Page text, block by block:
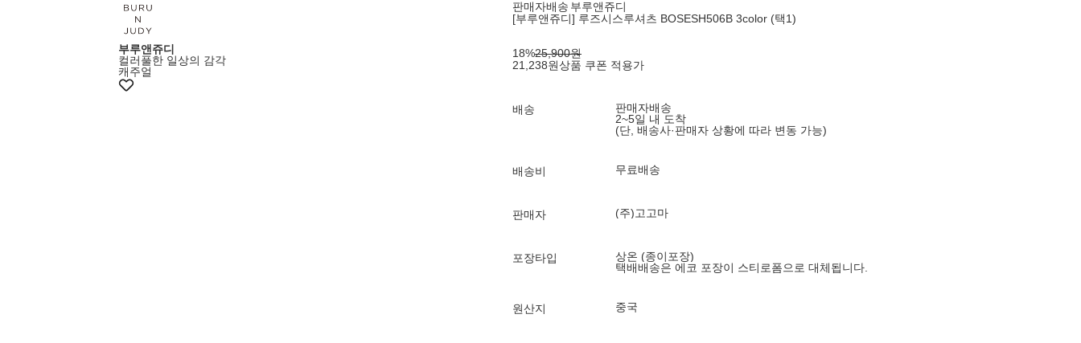
부루앤쥬디
컬러풀한 일상의 감각
캐주얼
판매자배송 부루앤쥬디
[부루앤쥬디] 루즈시스루셔츠 BOSESH506B 3color (택1)
18%25,900원
21,238원상품 쿠폰 적용가
배송
판매자배송
2~5일 내 도착
(단, 배송사·판매자 상황에 따라 변동 가능)
배송비 무료배송
판매자 (주)고고마
포장타입
상온 (종이포장)
택배배송은 에코 포장이 스티로폼으로 대체됩니다.
원산지 중국